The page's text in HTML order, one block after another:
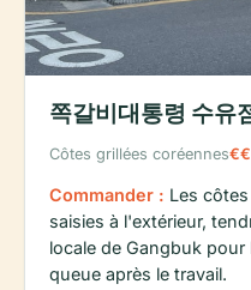
쪽갈비대통령 수유
Côtes grillées coréennes€€
Commander : Les
saisies à l'extérieur,
locale de Gangbuk
queue après le travail.